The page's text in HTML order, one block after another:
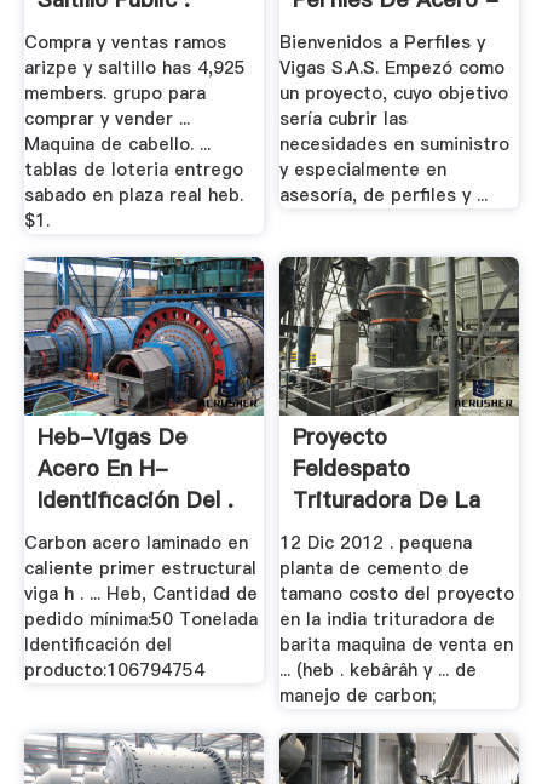
Compra y ventas ramos
arizpe y saltillo has 4,925
members. grupo para
comprar y vender ...
Maquina de cabello. ...
tablas de loteria entrego
sabado en plaza real heb.
$1.
.
Bienvenidos a Perfiles y
Vigas S.A.S. Empezó como
un proyecto, cuyo objetivo
sería cubrir las
necesidades en suministro
y especialmente en
asesoría, de perfiles y ...
Heb-Vigas De
Acero En H-
Identificación Del .
Carbon acero laminado en
caliente primer estructural
viga h . ... Heb, Cantidad de
pedido mínima:50 Tonelada
Identificación del
producto:106794754
Proyecto
Feldespato
Trituradora De La
Venta De La .
12 Dic 2012 . pequena
planta de cemento de
tamano costo del proyecto
en la india trituradora de
barita maquina de venta en
... (heb . kebârâh y ... de
manejo de carbon;